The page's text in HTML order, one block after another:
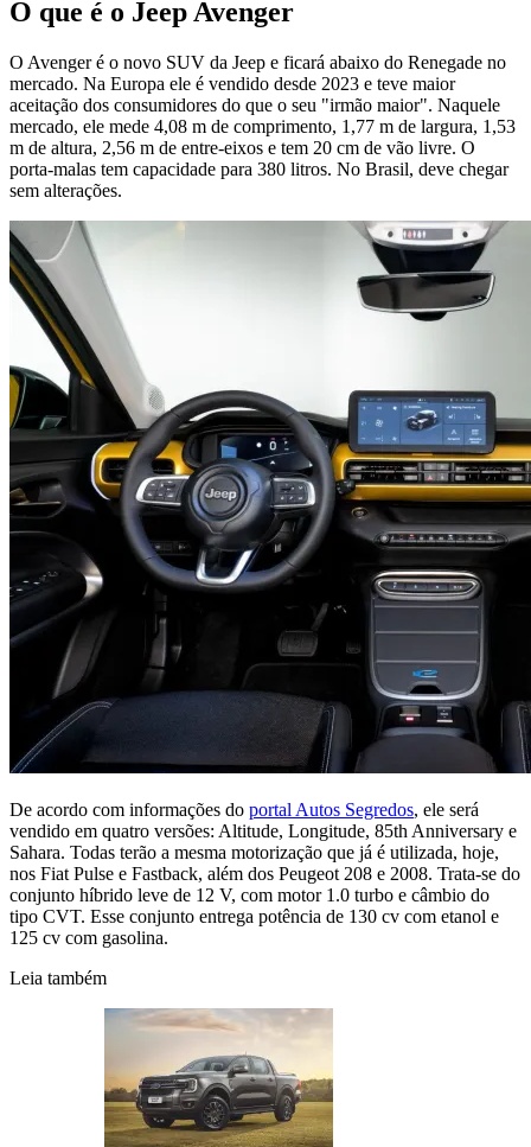
O que é o Jeep Avenger
O Avenger é o novo SUV da Jeep e ficará abaixo do Renegade no
mercado. Na Europa ele é vendido desde 2023 e teve maior
aceitação dos consumidores do que o seu "irmão maior". Naquele
mercado, ele mede 4,08 m de comprimento, 1,77 m de largura, 1,53
m de altura, 2,56 m de entre-eixos e tem 20 cm de vão livre. O
porta-malas tem capacidade para 380 litros. No Brasil, deve chegar
sem alterações.
De acordo com informações do portal Autos Segredos, ele será
vendido em quatro versões: Altitude, Longitude, 85th Anniversary e
Sahara. Todas terão a mesma motorização que já é utilizada, hoje,
nos Fiat Pulse e Fastback, além dos Peugeot 208 e 2008. Trata-se do
conjunto híbrido leve de 12 V, com motor 1.0 turbo e câmbio do
tipo CVT. Esse conjunto entrega potência de 130 cv com etanol e
125 cv com gasolina.
Leia também